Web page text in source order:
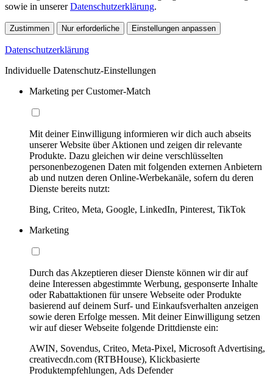
sowie in unsererDatenschutzerklärung.
Zustimmen Nur erforderliche Einstellungen anpassen
Datenschutzerklärung
Individuelle Datenschutz-Einstellungen
Marketing per Customer-Match
Mit deiner Einwilligung informieren wir dich auch abseits
unserer Website über Aktionen und zeigen dir relevante
Produkte. Dazu gleichen wir deine verschlüsselten
personenbezogenen Daten mit folgenden externen Anbietern
ab und nutzen deren Online-Werbekanäle, sofern du deren
Dienste bereits nutzt:
Bing, Criteo, Meta, Google, LinkedIn, Pinterest, TikTok
Marketing
Durch das Akzeptieren dieser Dienste können wir dir auf
deine Interessen abgestimmte Werbung, gesponserte Inhalte
oder Rabattaktionen für unsere Webseite oder Produkte
basierend auf deinem Surf- und Einkaufsverhalten anzeigen
sowie deren Erfolge messen. Mit deiner Einwilligung setzen
wir auf dieser Webseite folgende Drittdienste ein:
AWIN, Sovendus, Criteo, Meta-Pixel, Microsoft Advertising,
creativecdn.com (RTBHouse), Klickbasierte
Produktempfehlungen, Ads Defender